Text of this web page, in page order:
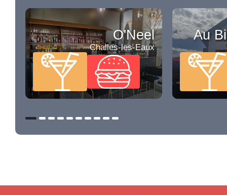
O'Neel
Challes-les-Eaux
Au